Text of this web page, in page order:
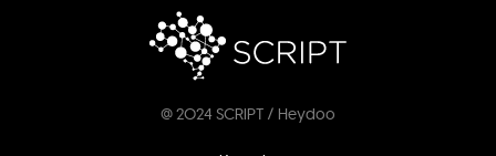
@ 2024 SCRIPT / Heydoo